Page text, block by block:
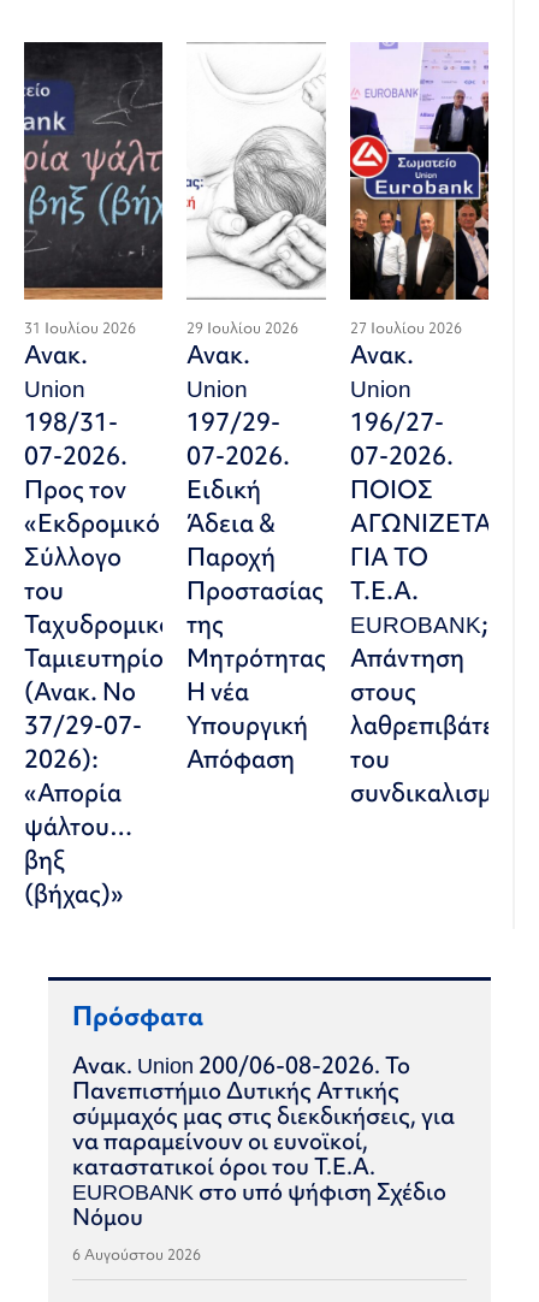
31 Ιουλίου 2026
Ανακ.
Union
198/31-
07-2026.
Προς τον
«Εκδρομικό
Σύλλογο
του
Ταχυδρομικού
Ταμιευτηρίου»
(Ανακ. Νο
37/29-07-
2026):
«Απορία
ψάλτου…
βηξ
(βήχας)»
29 Ιουλίου 2026
Ανακ.
Union
197/29-
07-2026.
Ειδική
Άδεια &
Παροχή
Προστασίας
της
Μητρότητας:
Η νέα
Υπουργική
Απόφαση
27 Ιουλίου 2026
Ανακ.
Union
196/27-
07-2026.
ΠΟΙΟΣ
ΑΓΩΝΙΖΕΤΑΙ
ΓΙΑ ΤΟ
Τ.Ε.Α.
EUROBANK;
Απάντηση
στους
λαθρεπιβάτες
του
συνδικαλισμού
Πρόσφατα
Ανακ. Union 200/06-08-2026. Το
Πανεπιστήμιο Δυτικής Αττικής
σύμμαχός μας στις διεκδικήσεις, για
να παραμείνουν οι ευνοϊκοί,
καταστατικοί όροι του Τ.Ε.Α.
EUROBANK στο υπό ψήφιση Σχέδιο
Νόμου
6 Αυγούστου 2026